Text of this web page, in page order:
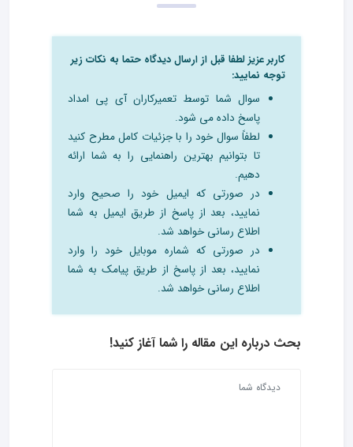
کاربر عزیز لطفا قبل از ارسال دیدگاه حتما به نکات زیر
توجه نمایید:
سوال شما توسط تعمیرکاران آی پی امداد
پاسخ داده می شود.
لطفاً سوال خود را با جزئیات کامل مطرح کنید
تا بتوانیم بهترین راهنمایی را به شما ارائه
دهیم.
در صورتی که ایمیل خود را صحیح وارد
نمایید، بعد از پاسخ از طریق ایمیل به شما
اطلاع رسانی خواهد شد.
در صورتی که شماره موبایل خود را وارد
نمایید، بعد از پاسخ از طریق پیامک به شما
اطلاع رسانی خواهد شد.
بحث درباره این مقاله را شما آغاز کنید!